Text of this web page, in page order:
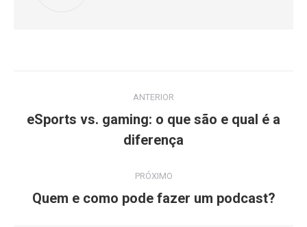
de
ANTERIOR
Post
anterior:
eSports vs. gaming: o que são e qual é a
diferença
PRÓXIMO
Próximo
Quem e como pode fazer um podcast?